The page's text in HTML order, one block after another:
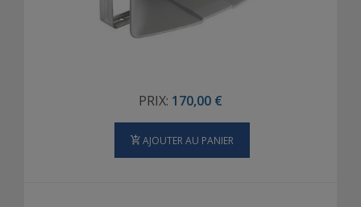
PRIX: 170,00 €
AJOUTER AU PANIER